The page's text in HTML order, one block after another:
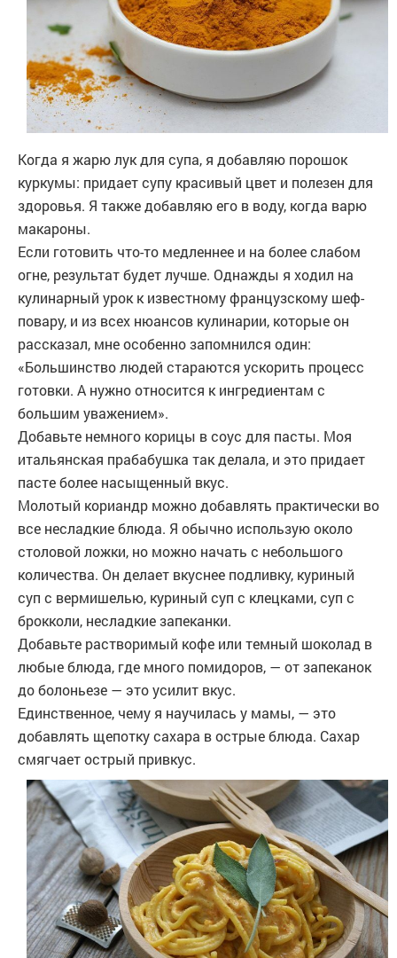
Когда я жарю лук для супа, я добавляю порошок
куркумы: придает супу красивый цвет и полезен для
здоровья. Я также добавляю его в воду, когда варю
макароны.
Если готовить что-то медленнее и на более слабом
огне, результат будет лучше. Однажды я ходил на
кулинарный урок к известному французскому шеф-
повару, и из всех нюансов кулинарии, которые он
рассказал, мне особенно запомнился один:
«Большинство людей стараются ускорить процесс
готовки. А нужно относится к ингредиентам с
большим уважением».
Добавьте немного корицы в соус для пасты. Моя
итальянская прабабушка так делала, и это придает
пасте более насыщенный вкус.
Молотый кориандр можно добавлять практически во
все несладкие блюда. Я обычно использую около
столовой ложки, но можно начать с небольшого
количества. Он делает вкуснее подливку, куриный
суп с вермишелью, куриный суп с клецками, суп с
брокколи, несладкие запеканки.
Добавьте растворимый кофе или темный шоколад в
любые блюда, где много помидоров, — от запеканок
до болоньезе — это усилит вкус.
Единственное, чему я научилась у мамы, — это
добавлять щепотку сахара в острые блюда. Сахар
смягчает острый привкус.